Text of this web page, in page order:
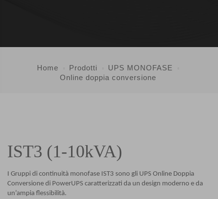
Home Prodotti
UPS MONOFASE
Online doppia conversione
IST3 (1-10kVA)
I Gruppi di continuità monofase IST3 sono gli UPS Online Doppia
Conversione di PowerUPS caratterizzati da un design moderno e da
un’ampia flessibilità.